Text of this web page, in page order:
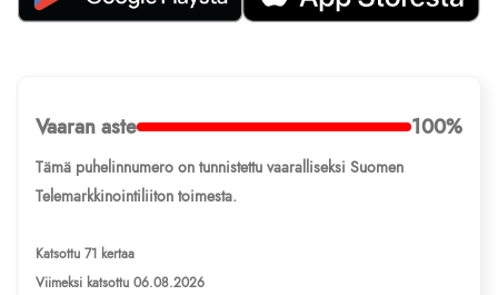
Vaaran aste 100%
Tämä puhelinnumero on tunnistettu vaaralliseksi Suomen
Telemarkkinointiliiton toimesta.
Katsottu 71 kertaa
Viimeksi katsottu 06.08.2026